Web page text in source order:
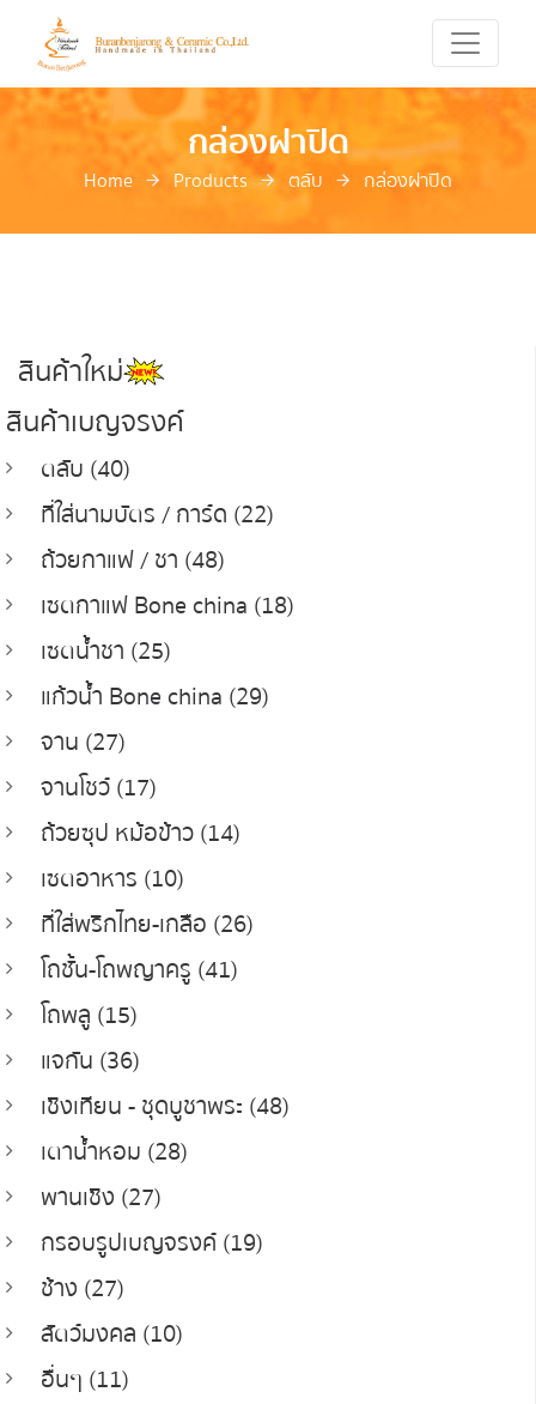
กล่องฝาปิด
Home Products ตลับ กล่องฝาปิด
สินค้าใหม่
สินค้าเบญจรงค์
ตลับ (40)
ที่ใส่นามบัตร / การ์ด (22)
ถ้วยกาแฟ / ชา (48)
เซตกาแฟ Bone china (18)
เซตน้ำชา (25)
แก้วน้ำ Bone china (29)
จาน (27)
จานโชว์ (17)
ถ้วยซุป หม้อข้าว (14)
เซตอาหาร (10)
ที่ใส่พริกไทย-เกลือ (26)
โถชั้น-โถพญาครู (41)
โถพลู (15)
แจกัน (36)
เชิงเทียน - ชุดบูชาพระ (48)
เตาน้ำหอม (28)
พานเชิง (27)
กรอบรูปเบญจรงค์ (19)
ช้าง (27)
สัตว์มงคล (10)
อื่นๆ (11)